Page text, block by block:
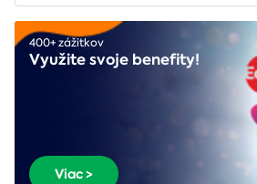
400+ zážitkov
Využite svoje benefity!
Viac >